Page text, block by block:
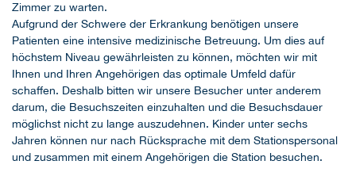
Zimmer zu warten.
Aufgrund der Schwere der Erkrankung benötigen unsere
Patienten eine intensive medizinische Betreuung. Um dies auf
höchstem Niveau gewährleisten zu können, möchten wir mit
Ihnen und Ihren Angehörigen das optimale Umfeld dafür
schaffen. Deshalb bitten wir unsere Besucher unter anderem
darum, die Besuchszeiten einzuhalten und die Besuchsdauer
möglichst nicht zu lange auszudehnen. Kinder unter sechs
Jahren können nur nach Rücksprache mit dem Stationspersonal
und zusammen mit einem Angehörigen die Station besuchen.